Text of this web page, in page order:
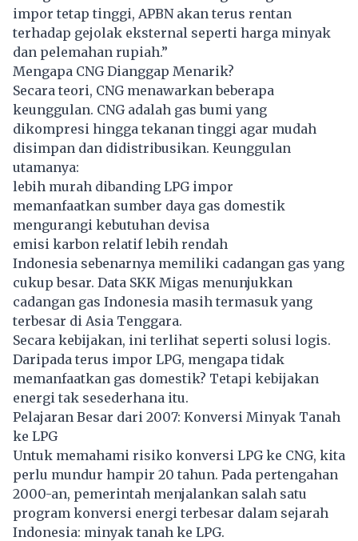
impor tetap tinggi, APBN akan terus rentan
terhadap gejolak eksternal seperti harga minyak
dan pelemahan rupiah.”
Mengapa CNG Dianggap Menarik?
Secara teori, CNG menawarkan beberapa
keunggulan. CNG adalah gas bumi yang
dikompresi hingga tekanan tinggi agar mudah
disimpan dan didistribusikan. Keunggulan
utamanya:
lebih murah dibanding LPG impor
memanfaatkan sumber daya gas domestik
mengurangi kebutuhan devisa
emisi karbon relatif lebih rendah
Indonesia sebenarnya memiliki cadangan gas yang
cukup besar. Data SKK Migas menunjukkan
cadangan gas Indonesia masih termasuk yang
terbesar di Asia Tenggara.
Secara kebijakan, ini terlihat seperti solusi logis.
Daripada terus impor LPG, mengapa tidak
memanfaatkan gas domestik? Tetapi kebijakan
energi tak sesederhana itu.
Pelajaran Besar dari 2007: Konversi Minyak Tanah
ke LPG
Untuk memahami risiko konversi LPG ke CNG, kita
perlu mundur hampir 20 tahun. Pada pertengahan
2000-an, pemerintah menjalankan salah satu
program konversi energi terbesar dalam sejarah
Indonesia: minyak tanah ke LPG.